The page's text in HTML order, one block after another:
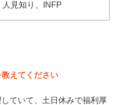
人見知り、INFP
えてください
ていて、土日休みで福利厚